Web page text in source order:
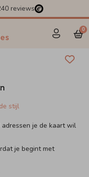
reviews
0
stijl
je de kaart wil
je begint met